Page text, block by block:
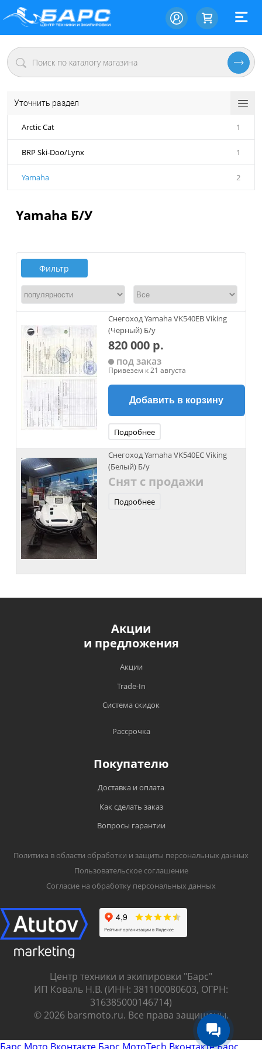
Уточнить раздел
Arctic Cat 1
BRP Ski-Doo/Lynx 1
Yamaha 2
Yamaha Б/У
Фильтр
Снегоход Yamaha VK540EB Viking
(Черный) Б/у
820 000 р.
под заказ
Привезем к 21 августа
Добавить в корзину
Подробнее
Снегоход Yamaha VK540EC Viking
(Белый) Б/у
Снят с продажи
Подробнее
Акции
и предложения
Акции
Trade-In
Система скидок
Рассрочка
Покупателю
Доставка и оплата
Как сделать заказ
Вопросы гарантии
Политика в области обработки и защиты персональных данных
Пользовательское соглашение
Согласие на обработку персональных данных
Центр техники и экипировки "Барс"
ИП Коваль Н.В. (ИНН: 381100080603, ОГРН:
316385000146714)
© 2026 barsmoto.ru. Все права защищены.